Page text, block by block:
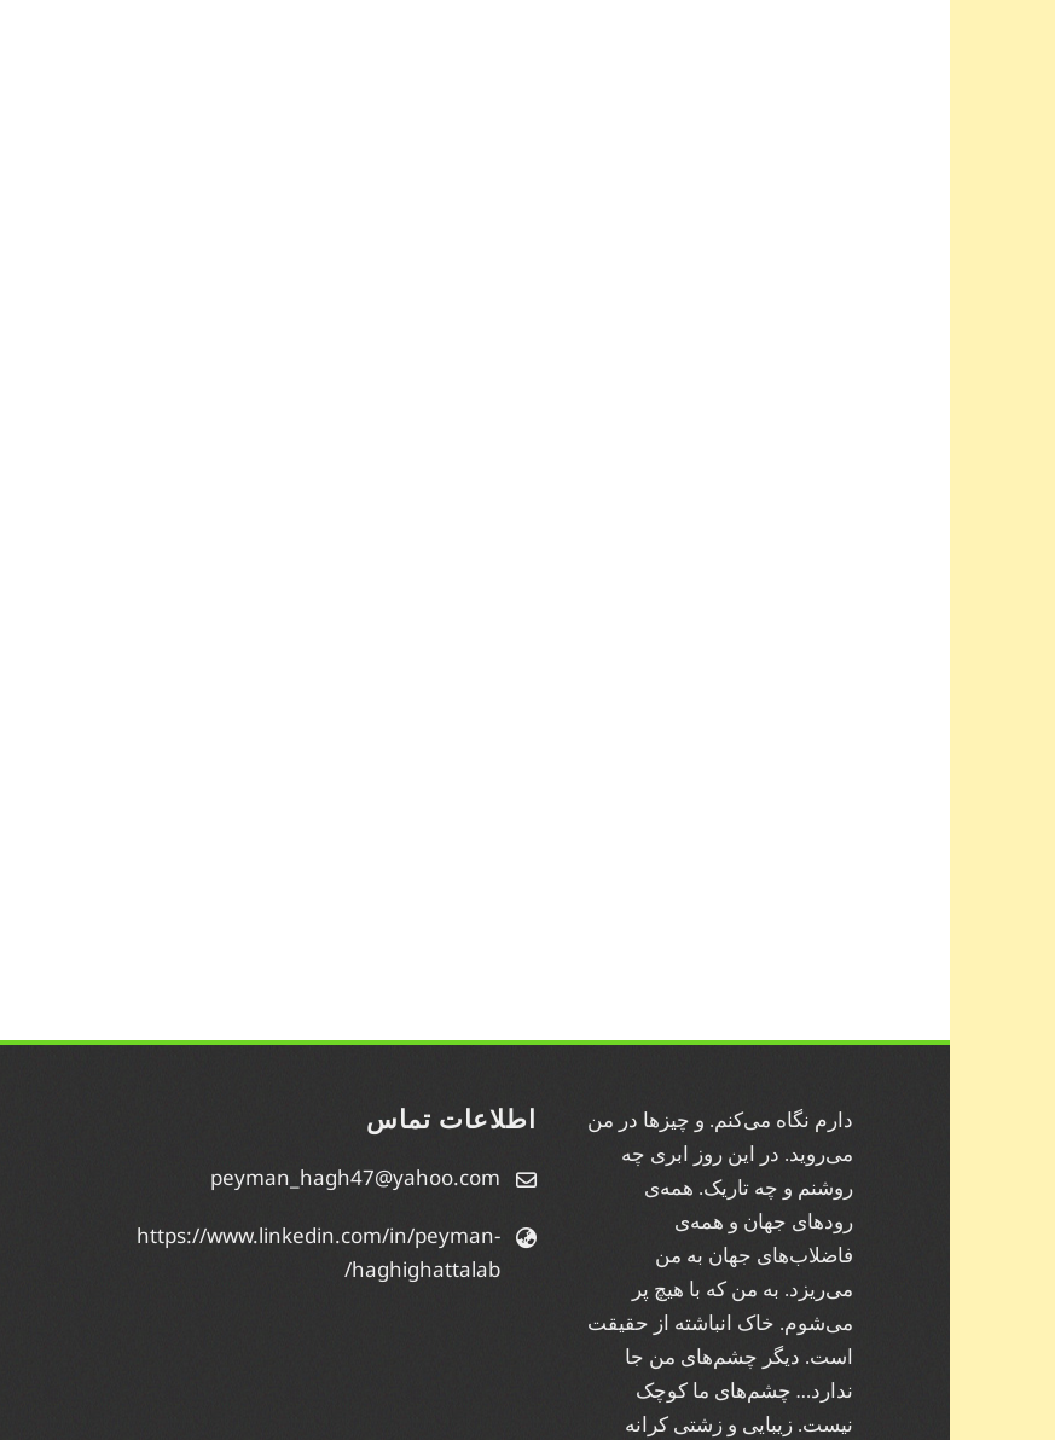
دارم نگاه می‌کنم. و چیز‌ها در من
می‌روید. در این روز ابری چه
روشنم و چه تاریک. همه‌ی
رودهای جهان و همه‌ی
فاضلاب‌های جهان به من
می‌ریزد. به من که با هیچ پر
می‌شوم. خاک انباشته از حقیقت
است. دیگر چشم‌های من جا
ندارد… چشم‌های ما کوچک
نیست. زیبایی و زشتی کرانه
اطلاعات تماس
peyman_hagh47@yahoo.com
https://www.linkedin.com/in/peyman-
haghighattalab/